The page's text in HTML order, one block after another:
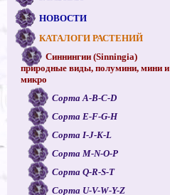
НОВОСТИ
КАТАЛОГИ РАСТЕНИЙ
Синнингии (Sinningia)
природные виды, полумини, мини и
микро
Сорта A-B-C-D
Сорта E-F-G-H
Сорта I-J-K-L
Сорта M-N-O-P
Сорта Q-R-S-T
Сорта U-V-W-Y-Z